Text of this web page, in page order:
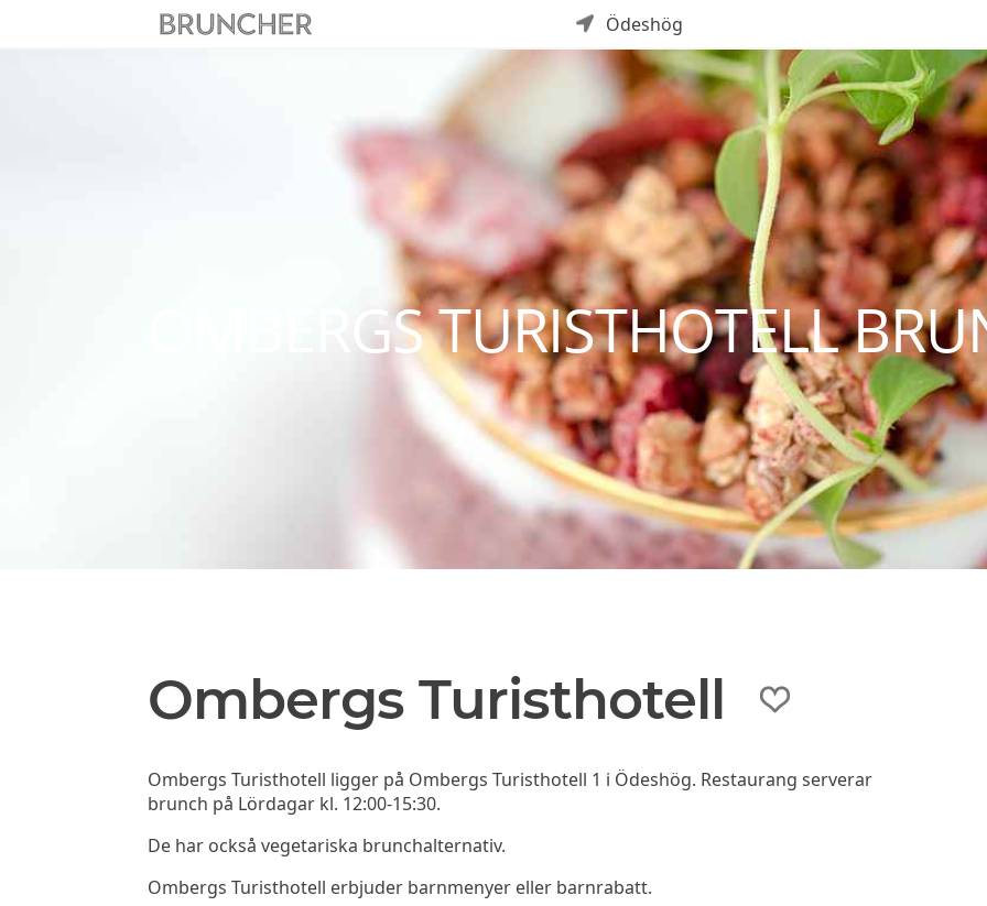
Ödeshög
OMBERGS TURISTHOTELL
Ombergs Turisthotell
Ombergs Turisthotell ligger på Ombergs Turisthotell 1 i Ödeshög. Restaurang serverar
brunch på Lördagar kl. 12:00-15:30.
De har också vegetariska brunchalternativ.
Ombergs Turisthotell erbjuder barnmenyer eller barnrabatt.